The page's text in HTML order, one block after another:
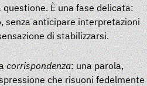
È una fase delicata:
senza anticipare interpretazioni
di stabilizzarsi.
corrispondenza: una parola,
che risuoni fedelmente